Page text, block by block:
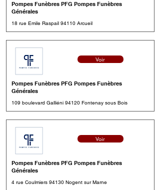
Pompes Funèbres PFG Pompes Funèbres
Générales
18 rue Emile Raspail 94110 Arcueil
Voir
Pompes Funèbres PFG Pompes Funèbres
Générales
109 boulevard Galliéni 94120 Fontenay sous Bois
Voir
Pompes Funèbres PFG Pompes Funèbres
Générales
4 rue Coulmiers 94130 Nogent sur Marne